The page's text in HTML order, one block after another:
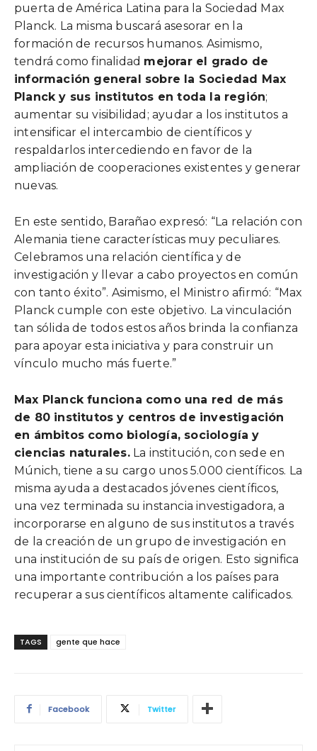
puerta de América Latina para la Sociedad Max
Planck. La misma buscará asesorar en la
formación de recursos humanos. Asimismo,
tendrá como finalidad mejorar el grado de
información general sobre la Sociedad Max
Planck y sus institutos en toda la región;
aumentar su visibilidad; ayudar a los institutos a
intensificar el intercambio de científicos y
respaldarlos intercediendo en favor de la
ampliación de cooperaciones existentes y generar
nuevas.
En este sentido, Barañao expresó: “La relación con
Alemania tiene características muy peculiares.
Celebramos una relación científica y de
investigación y llevar a cabo proyectos en común
con tanto éxito”. Asimismo, el Ministro afirmó: “Max
Planck cumple con este objetivo. La vinculación
tan sólida de todos estos años brinda la confianza
para apoyar esta iniciativa y para construir un
vínculo mucho más fuerte.”
Max Planck funciona como una red de más
de 80 institutos y centros de investigación
en ámbitos como biología, sociología y
ciencias naturales.La institución, con sede en
Múnich, tiene a su cargo unos 5.000 científicos. La
misma ayuda a destacados jóvenes científicos,
una vez terminada su instancia investigadora, a
incorporarse en alguno de sus institutos a través
de la creación de un grupo de investigación en
una institución de su país de origen. Esto significa
una importante contribución a los países para
recuperar a sus científicos altamente calificados.
TAGS gente que hace
Facebook Twitter